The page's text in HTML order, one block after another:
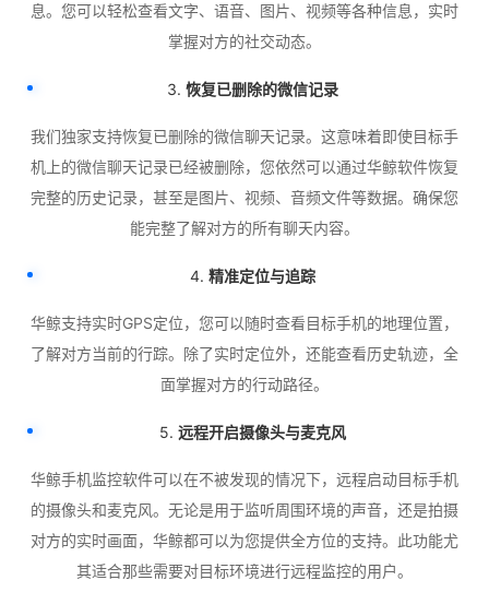
息。您可以轻松查看文字、语音、图片、视频等各种信息，实时
掌握对方的社交动态。
3. 恢复已删除的微信记录
我们独家支持恢复已删除的微信聊天记录。这意味着即使目标手
机上的微信聊天记录已经被删除，您依然可以通过华鲸软件恢复
完整的历史记录，甚至是图片、视频、音频文件等数据。确保您
能完整了解对方的所有聊天内容。
4. 精准定位与追踪
华鲸支持实时GPS定位，您可以随时查看目标手机的地理位置，
了解对方当前的行踪。除了实时定位外，还能查看历史轨迹，全
面掌握对方的行动路径。
5. 远程开启摄像头与麦克风
华鲸手机监控软件可以在不被发现的情况下，远程启动目标手机
的摄像头和麦克风。无论是用于监听周围环境的声音，还是拍摄
对方的实时画面，华鲸都可以为您提供全方位的支持。此功能尤
其适合那些需要对目标环境进行远程监控的用户。